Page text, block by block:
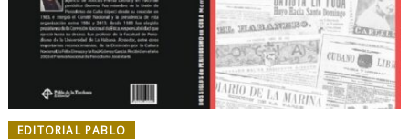
EDITORIAL PABLO